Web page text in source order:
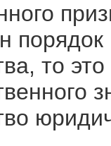
порядок
то